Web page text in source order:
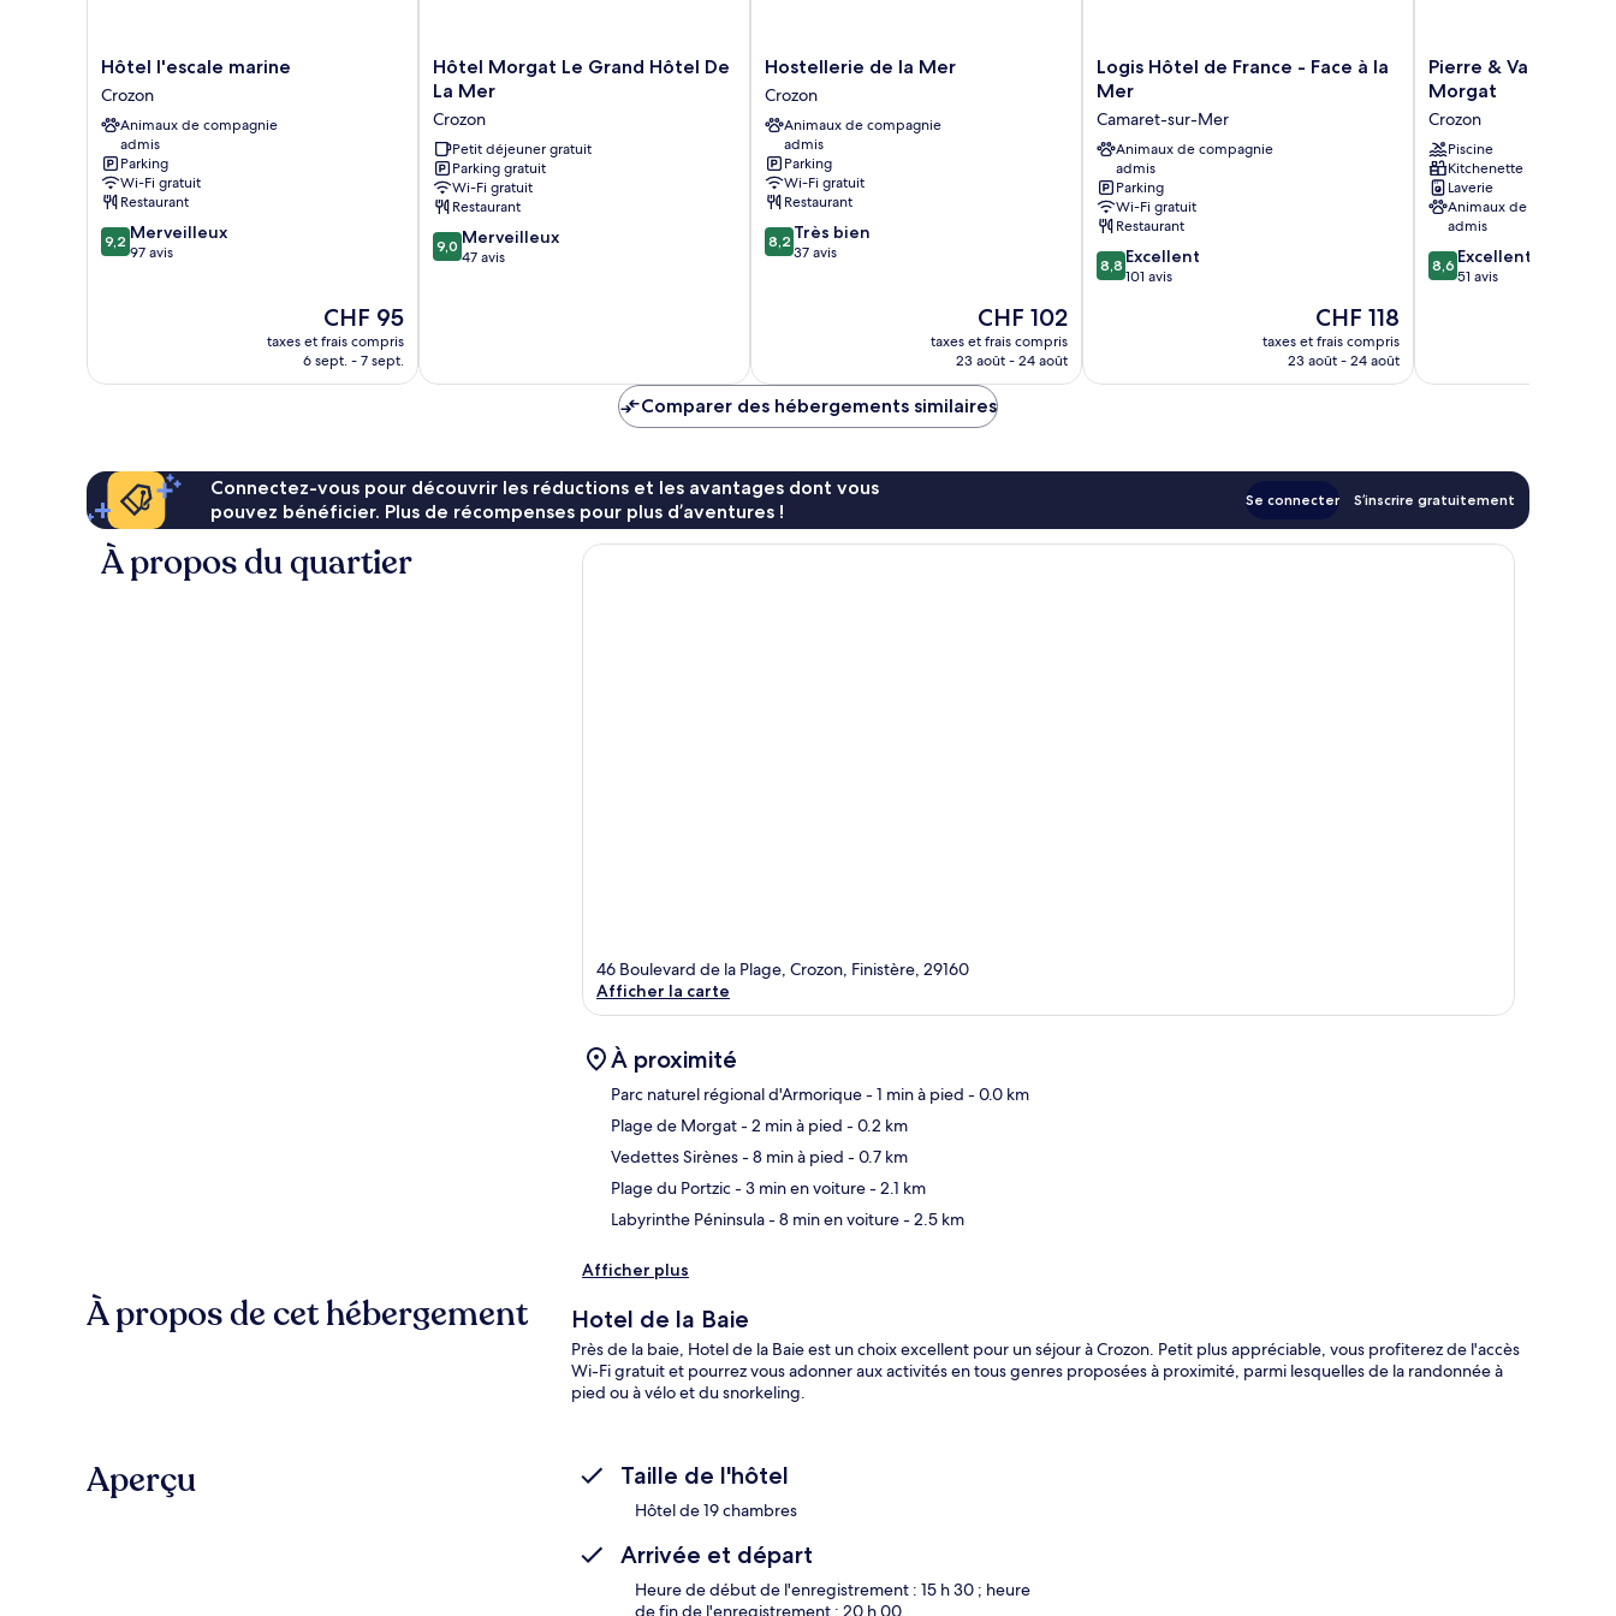
Hôtel
l'escale
marine
Crozon
Hôtel l'escale marine
Crozon
Animaux de compagnie
admis
Parking
Wi-Fi gratuit
Restaurant
9.2
sur
9,2 Merveilleux
97 avis
Le
nouveau
prix
CHF 95
taxes et frais compris
6 sept. - 7 sept.
Hôtel
Morgat
Grand
Hôtel
De
La
Mer
Crozon
Hôtel Morgat Le Grand Hôtel De
La Mer
Crozon
Petit déjeuner gratuit
Parking gratuit
Wi-Fi gratuit
Restaurant
9.0
sur
9,0 Merveilleux
47 avis
Hostellerie
de
la
Mer
Crozon
Hostellerie de la Mer
Crozon
Animaux de compagnie
admis
Parking
Wi-Fi gratuit
Restaurant
8.2
sur
8,2 Très bien
37 avis
Le
nouveau
prix
de
CHF 102
CHF 102
taxes et frais compris
23 août - 24 août
Logis
Hôtel
France
-
Face
à
la
Mer
Camaret-
sur-
Logis Hôtel de France - Face à la
Mer
Camaret-sur-Mer
Animaux de compagnie
admis
Parking
Wi-Fi gratuit
Restaurant
8.8
sur
8,8 Excellent
101 avis
Le
nouveau
prix
CHF 118
taxes et frais compris
23 août - 24 août
Pierre
&
Vacances
Résidence
Cap
Morgat
Crozon
Pierre & Vacances
Morgat
Crozon
Piscine
Kitchenette
Laverie
Animaux de compagnie
admis
8.6
sur
8,6 Excellent
51 avis
Comparer des hébergements similaires
Connectez-vous pour découvrir les réductions et les avantages dont vous
pouvez bénéficier. Plus de récompenses pour plus d’aventures !
Se connecter S’inscrire gratuitement
À propos du quartier
46 Boulevard de la Plage, Crozon, Finistère, 29160
Afficher la carte
À proximité
Parc naturel régional d'Armorique- 1 min à pied - 0.0 km
Plage de Morgat- 2 min à pied - 0.2 km
Vedettes Sirènes- 8 min à pied - 0.7 km
Plage du Portzic- 3 min en voiture- 2.1 km
Labyrinthe Péninsula- 8 min en voiture- 2.5 km
Afficher plus
À propos de cet hébergement Hotel de la Baie
Près de la baie, Hotel de la Baie est un choix excellent pour un séjour à Crozon. Petit plus appréciable, vous profiterez de l'accès
Wi-Fi gratuit et pourrez vous adonner aux activités en tous genres proposées à proximité, parmi lesquelles de la randonnée à
pied ou à vélo et du snorkeling.
Aperçu Taille de l'hôtel
Hôtel de 19 chambres
Arrivée et départ
Heure de début de l'enregistrement : 15 h 30 ; heure
de fin de l'enregistrement : 20 h 00.